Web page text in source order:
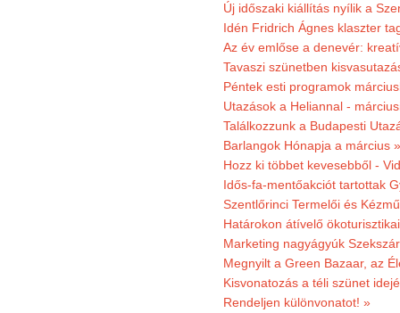
Új időszaki kiállítás nyílik a
Idén Fridrich Ágnes klaszter
Az év emlőse a denevér:
Tavaszi szünetben
Péntek esti programok
Utazások a Heliannal -
Találkozzunk a Budapesti
Barlangok Hónapja a március »
Hozz ki többet kevesebből -
Idős-fa-mentőakciót tartottak
Szentlőrinci Termelői és
Határokon átívelő
Marketing nagyágyúk
Megnyilt a Green Bazaar, az
Kisvonatozás a téli szünet
Rendeljen különvonatot! »